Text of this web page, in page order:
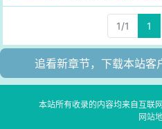
1/1 1
追看新章节，下载本站客
本站所有收录的内容均来自互联
网站